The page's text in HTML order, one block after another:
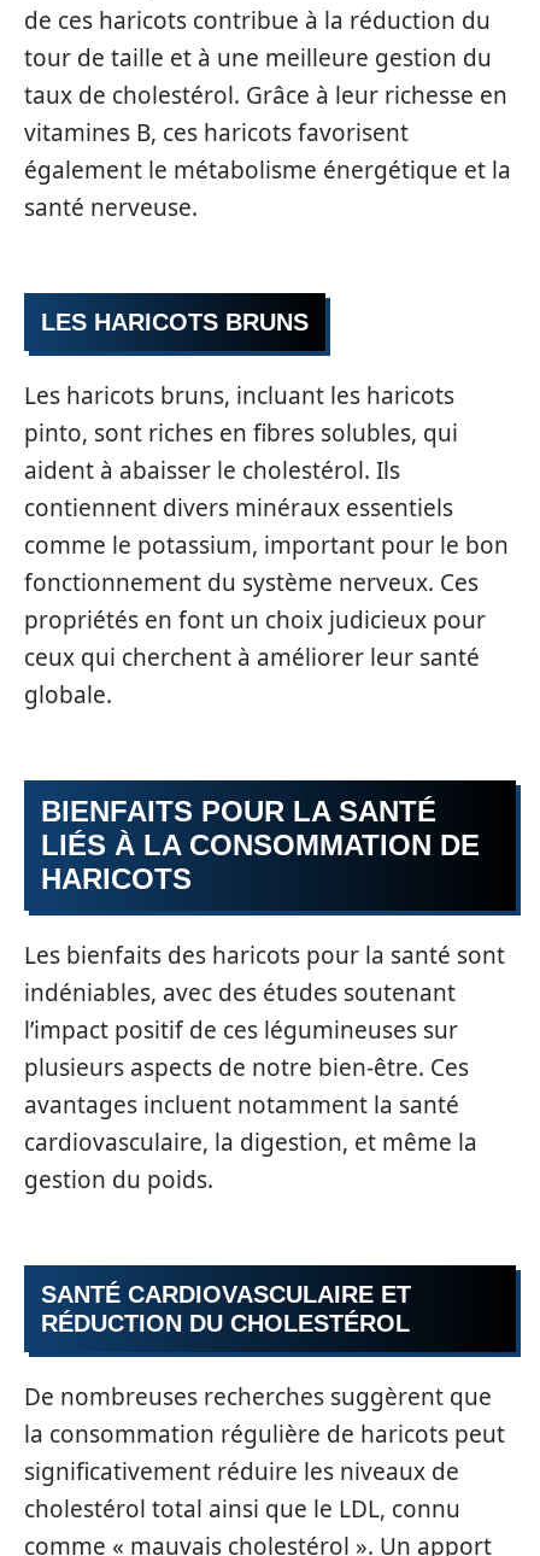
de ces haricots contribue à la réduction du
tour de taille et à une meilleure gestion du
taux de cholestérol. Grâce à leur richesse en
vitamines B, ces haricots favorisent
également le métabolisme énergétique et la
santé nerveuse.
LES HARICOTS BRUNS
Les haricots bruns, incluant les haricots
pinto, sont riches en fibres solubles, qui
aident à abaisser le cholestérol. Ils
contiennent divers minéraux essentiels
comme le potassium, important pour le bon
fonctionnement du système nerveux. Ces
propriétés en font un choix judicieux pour
ceux qui cherchent à améliorer leur santé
globale.
BIENFAITS POUR LA SANTÉ
LIÉS À LA CONSOMMATION DE
HARICOTS
Les bienfaits des haricots pour la santé sont
indéniables, avec des études soutenant
l’impact positif de ces légumineuses sur
plusieurs aspects de notre bien-être. Ces
avantages incluent notamment la santé
cardiovasculaire, la digestion, et même la
gestion du poids.
SANTÉ CARDIOVASCULAIRE ET
RÉDUCTION DU CHOLESTÉROL
De nombreuses recherches suggèrent que
la consommation régulière de haricots peut
significativement réduire les niveaux de
cholestérol total ainsi que le LDL, connu
comme « mauvais cholestérol ». Un apport